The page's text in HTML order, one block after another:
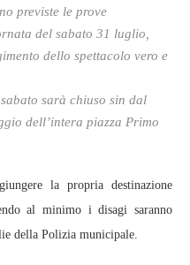
previste le prove
del sabato 31 luglio,
dello spettacolo vero e
sarà chiuso sin dal
dell’intera piazza Primo
la propria destinazione
al minimo i disagi saranno
della Polizia municipale.